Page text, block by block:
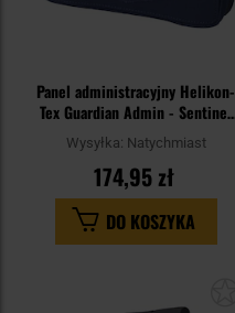
Panel administracyjny Helikon-
Tex Guardian Admin - Sentinel
Blue
Wysyłka: Natychmiast
174,95 zł
DO KOSZYKA